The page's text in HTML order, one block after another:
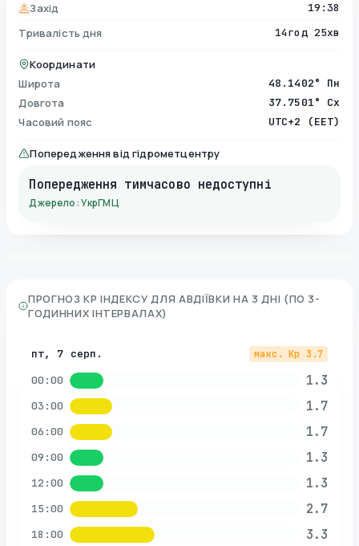
Захід 19:38
Тривалість дня 14год 25хв
Координати
Широта
48.1402° Пн
Довгота 37.7501° Сх
Часовий пояс UTC+2 (EET)
Попередження від гідрометцентру
Попередження тимчасово недоступні
Джерело: УкрГМЦ
ПРОГНОЗ KP ІНДЕКСУ ДЛЯ АВДІЇВКИ НА 3 ДНІ (ПО 3-
ГОДИННИХ ІНТЕРВАЛАХ)
пт, 7 серп. макс. Kp 3.7
00:00 1.3
03:00 1.7
06:00 1.7
09:00 1.3
12:00 1.3
15:00 2.7
18:00 3.3